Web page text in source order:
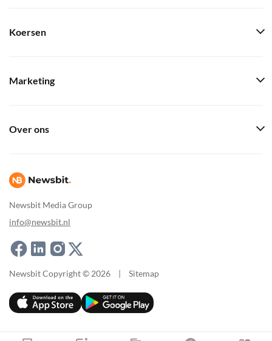
Newsbit Media Group
info@newsbit.nl
Koersen
Marketing
Over ons
Newsbit Copyright © 2026 | Sitemap